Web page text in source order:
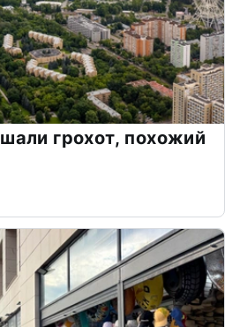
грохот, похожий